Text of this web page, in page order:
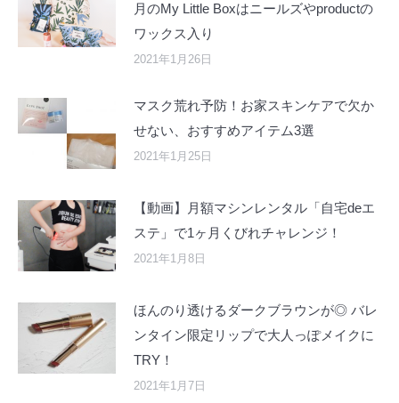
月のMy Little Boxはニールズやproductの
ワックス入り
2021年1月26日
マスク荒れ予防！お家スキンケアで欠か
せない、おすすめアイテム3選
2021年1月25日
【動画】月額マシンレンタル「自宅deエ
ステ」で1ヶ月くびれチャレンジ！
2021年1月8日
ほんのり透けるダークブラウンが◎ バレ
ンタイン限定リップで大人っぽメイクに
TRY！
2021年1月7日